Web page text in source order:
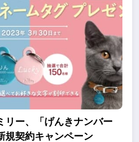
リー、「げんきナンバー
規契約キャンペーン